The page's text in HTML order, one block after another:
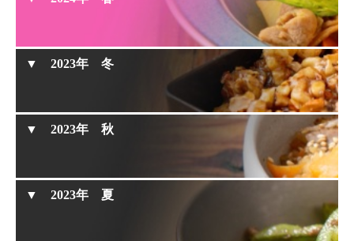
春を味わう『筍とカニ缶のパエリア』
お好みのハーブを『海老のハーブ塩焼き』
フライパンでスチーム朝ごはん
豚肩ロース香草焼き
鉄鍋で作る失敗しないパラパラチャーハン
2023年 冬
※ 2023年冬は動画をお休みさせていただきました。
2023年 秋
油淋鶏2023年 夏